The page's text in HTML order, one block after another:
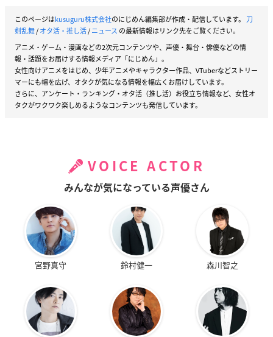
このページはkusuguru株式会社のにじめん編集部が作成・配信しています。 刀
剣乱舞/オタ活・推し活/ニュース の最新情報はリンク先をご覧ください。
アニメ・ゲーム・漫画などの2次元コンテンツや、声優・舞台・俳優などの情
報・話題をお届けする情報メディア「にじめん」。
女性向けアニメをはじめ、少年アニメやキャラクター作品、VTuberなどストリー
マーにも幅を広げ、オタクが気になる情報を幅広くお届けしています。
さらに、アンケート・ランキング・オタ活（推し活）お役立ち情報など、女性オ
タクがワクワク楽しめるようなコンテンツも発信しています。
VOICE ACTOR
みんなが気になっている声優さん
宮野真守 鈴村健一 森川智之